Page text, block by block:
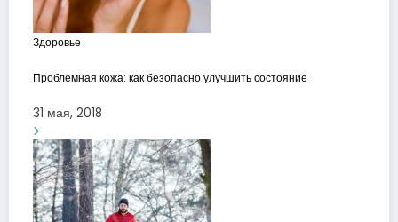
Здоровье
Проблемная кожа: как безопасно улучшить состояние
31 мая, 2018